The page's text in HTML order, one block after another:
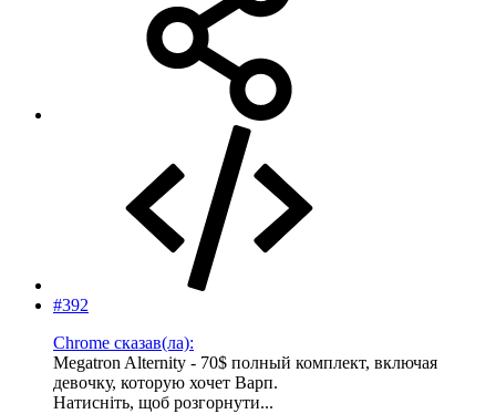
#392
Chrome сказав(ла):
Megatron Alternity - 70$ полный комплект, включая
девочку, которую хочет Варп.
Натисніть, щоб розгорнути...